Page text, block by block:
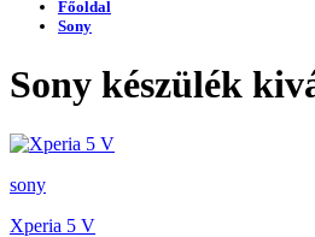
Főoldal
Sony
Sony készülék
sony
Xperia 5 V